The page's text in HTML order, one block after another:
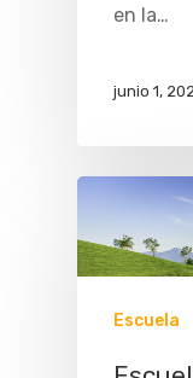
en la…
junio 1,
Escuela